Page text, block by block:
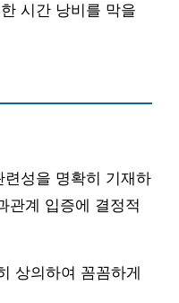
시간 낭비를 막을
성을 명확히 기재하
관계 입증에 결정적
상의하여 꼼꼼하게